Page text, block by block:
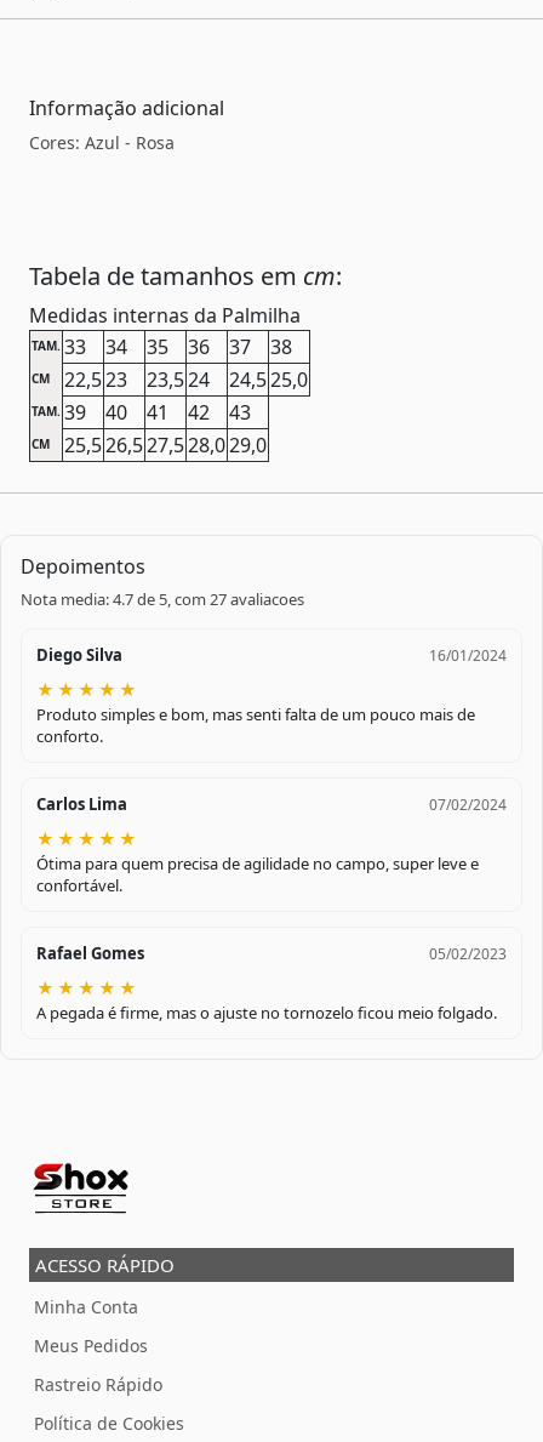
Informação adicional
Cores: Azul - Rosa
Tabela de tamanhos em cm:
Medidas internas da Palmilha
TAM. 33 34 35 36 37 38
CM 22,523 23,524 24,525,0
TAM. 39 40 41 42 43
CM 25,526,527,528,029,0
Depoimentos
Nota media: 4.7 de 5, com 27 avaliacoes
Diego Silva 16/01/2024
★ ★ ★ ★ ★
Produto simples e bom, mas senti falta de um pouco mais de
conforto.
Carlos Lima 07/02/2024
★ ★ ★ ★ ★
Ótima para quem precisa de agilidade no campo, super leve e
confortável.
Rafael Gomes 05/02/2023
★ ★ ★ ★ ★
A pegada é firme, mas o ajuste no tornozelo ficou meio folgado.
ACESSO RÁPIDO
Minha Conta
Meus Pedidos
Rastreio Rápido
Política de Cookies